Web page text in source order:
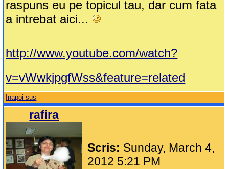
raspuns eu pe topicul tau, dar cum fata
a intrebat aici...
http://www.youtube.com/watch?
v=vWwkjpgfWss&feature=related
Inapoi sus
rafira
Scris: Sunday, March 4,
2012 5:21 PM